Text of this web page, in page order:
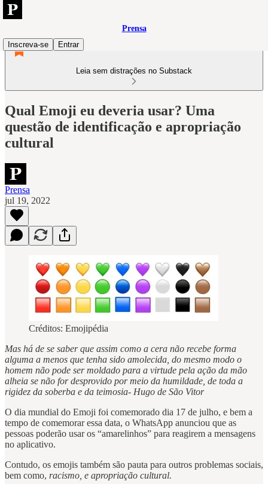
Prensa
Inscreva-se
Entrar
Leia sem distrações no Substack
Qual Emoji eu deveria usar? Uma
questão de identificação e apropriação
cultural
Prensa
jul 19, 2022
Créditos: Emojipédia
Mas há de se saber que assim como a cera não recebe forma
alguma a menos que tenha sido amolecida, do mesmo modo o
homem não pode ser moldado para a virtude pela ação da mão
alheia se não for desprovido por meio da humildade, de toda a
rigidez da soberba e da teimosia- Hugo de São Vitor
O dia mundial do Emoji foi comemorado dia 17 de julho, e bem a
tempo de comemorar essa data, o WhatsApp anunciou que as
pessoas poderão usar os “amarelinhos” para reagirem a mensagens
no aplicativo.
Contudo, os emojis também são pauta para outros problemas sociais,
bem como, racismo, e apropriação cultural.